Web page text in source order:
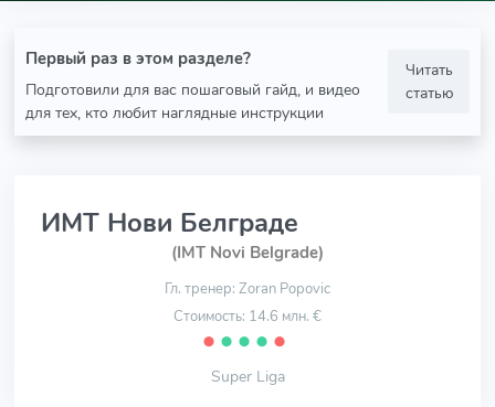
Первый раз в этом разделе?
Подготовили для вас пошаговый гайд, и видео
для тех, кто любит наглядные инструкции
Читать
статью
ИМТ Нови Белграде
(IMT Novi Belgrade)
Гл. тренер: Zoran Popovic
Стоимость: 14.6 млн. €
⬤ ⬤ ⬤ ⬤ ⬤
Super Liga